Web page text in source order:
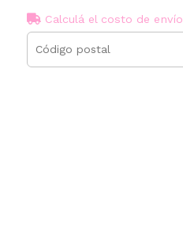
Calculá el costo de envío